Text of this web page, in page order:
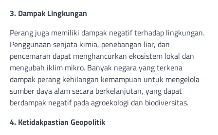
3. Dampak Lingkungan
Perang juga memiliki dampak negatif terhadap lingkungan.
Penggunaan senjata kimia, penebangan liar, dan
pencemaran dapat menghancurkan ekosistem lokal dan
mengubah iklim mikro. Banyak negara yang terkena
dampak perang kehilangan kemampuan untuk mengelola
sumber daya alam secara berkelanjutan, yang dapat
berdampak negatif pada agroekologi dan biodiversitas.
4. Ketidakpastian Geopolitik